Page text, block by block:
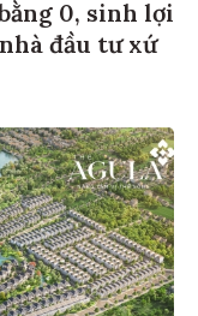
0, sinh lợi
đầu tư xứ